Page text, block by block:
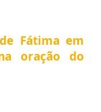
Fátima em
oração do